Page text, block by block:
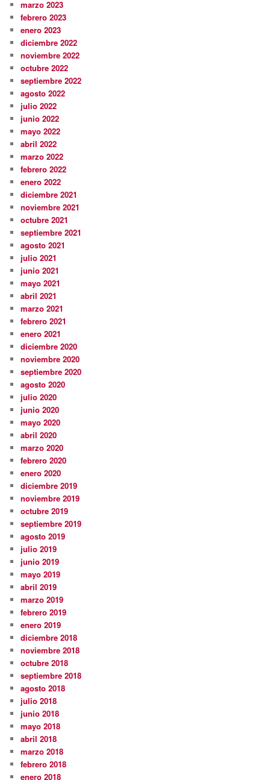
marzo 2023
febrero 2023
enero 2023
diciembre 2022
noviembre 2022
octubre 2022
septiembre 2022
agosto 2022
julio 2022
junio 2022
mayo 2022
abril 2022
marzo 2022
febrero 2022
enero 2022
diciembre 2021
noviembre 2021
octubre 2021
septiembre 2021
agosto 2021
julio 2021
junio 2021
mayo 2021
abril 2021
marzo 2021
febrero 2021
enero 2021
diciembre 2020
noviembre 2020
septiembre 2020
agosto 2020
julio 2020
junio 2020
mayo 2020
abril 2020
marzo 2020
febrero 2020
enero 2020
diciembre 2019
noviembre 2019
octubre 2019
septiembre 2019
agosto 2019
julio 2019
junio 2019
mayo 2019
abril 2019
marzo 2019
febrero 2019
enero 2019
diciembre 2018
noviembre 2018
octubre 2018
septiembre 2018
agosto 2018
julio 2018
junio 2018
mayo 2018
abril 2018
marzo 2018
febrero 2018
enero 2018